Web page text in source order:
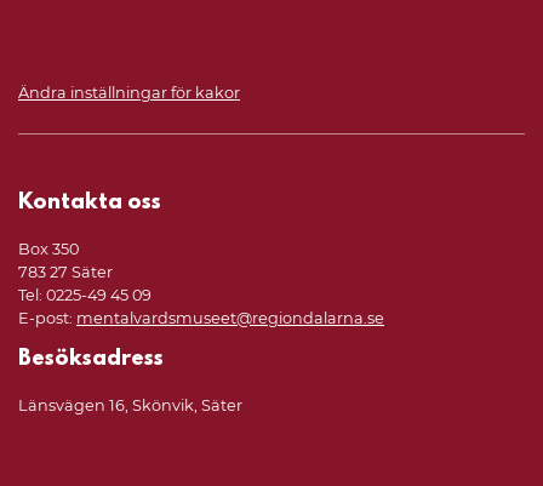
Ändra inställningar för kakor
Kontakta oss
Box 350
783 27 Säter
Tel: 0225-49 45 09
E-post: mentalvardsmuseet@regiondalarna.se
Besöksadress
Länsvägen 16, Skönvik, Säter